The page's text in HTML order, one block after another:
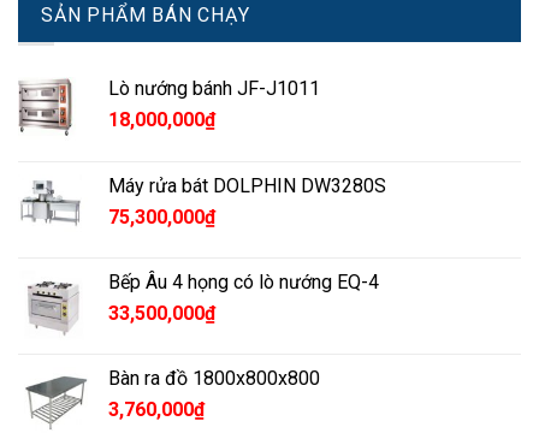
SẢN PHẨM BÁN CHẠY
Lò nướng bánh JF-J1011
18,000,000₫
Máy rửa bát DOLPHIN DW3280S
75,300,000₫
Bếp Âu 4 họng có lò nướng EQ-4
33,500,000₫
Bàn ra đồ 1800x800x800
3,760,000₫